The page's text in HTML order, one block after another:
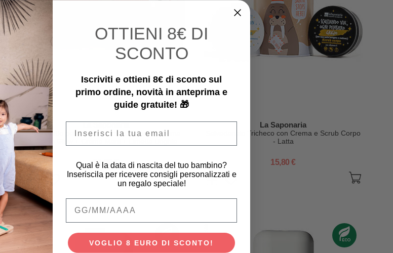
La Saponaria
Cofanetto per le Feste - con Lipgloss + Crema
21,00 €
La Saponaria
Salvadanaio Tricheco con Crema e Scrub Corpo
- Latta
15,80 €
OTTIENI 8€ DI
SCONTO
Iscriviti e ottieni 8€ di sconto sul
primo ordine, novità in anteprima e
guide gratuite! 🎁
Qual è la data di nascita del tuo bambino?
Inseriscila per ricevere consigli personalizzati e
un regalo speciale!
VOGLIO 8 EURO DI SCONTO!